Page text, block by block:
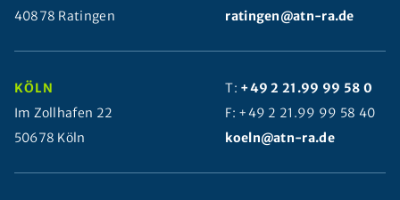
40878 Ratingen
ratingen@atn-ra.de
KÖLN
Im Zollhafen 22
50678 Köln
T: +49 2 21.99 99 58 0
F: +49 2 21.99 99 58 40
koeln@atn-ra.de